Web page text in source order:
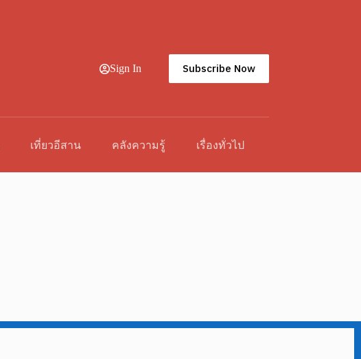
Sign In Subscribe Now
เที่ยวอีสาน คลังความรู้ เรื่องทั่วไป